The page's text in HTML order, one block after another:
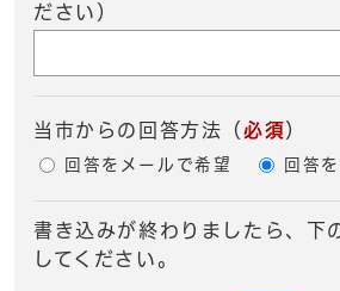
ださい）
当市からの回答方法 （ 必須）
回答をメールで希望 回答
書き込みが終わりましたら、下
してください。